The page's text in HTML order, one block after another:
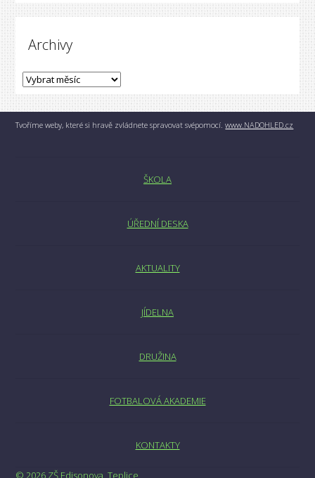
Archivy
Tvoříme weby, které si hravě zvládnete spravovat svépomocí.www.NADOHLED.cz
ŠKOLA
ÚŘEDNÍ DESKA
AKTUALITY
JÍDELNA
DRUŽINA
FOTBALOVÁ AKADEMIE
KONTAKTY
© 2026 ZŠ Edisonova, Teplice